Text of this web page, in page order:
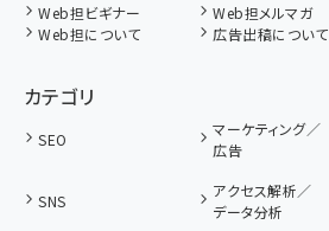
Web担ビギナー Web担メルマガ
Web担について
広告出稿について
カテゴリ
SEO
マーケティング／
広告
SNS
アクセス解析／
データ分析